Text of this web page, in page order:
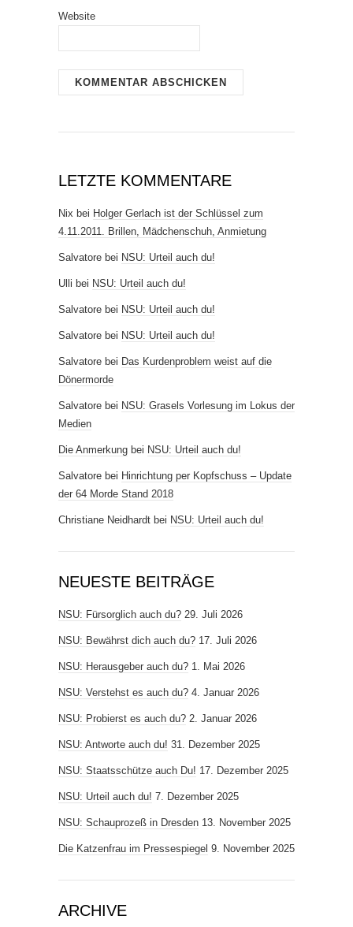
Website
LETZTE KOMMENTARE
Nix bei Holger Gerlach ist der Schlüssel zum
4.11.2011. Brillen, Mädchenschuh, Anmietung
Salvatore bei NSU: Urteil auch du!
Ulli bei NSU: Urteil auch du!
Salvatore bei NSU: Urteil auch du!
Salvatore bei NSU: Urteil auch du!
Salvatore bei Das Kurdenproblem weist auf die
Dönermorde
Salvatore bei NSU: Grasels Vorlesung im Lokus der
Medien
Die Anmerkung bei NSU: Urteil auch du!
Salvatore bei Hinrichtung per Kopfschuss – Update
der 64 Morde Stand 2018
Christiane Neidhardt bei NSU: Urteil auch du!
NEUESTE BEITRÄGE
NSU: Fürsorglich auch du? 29. Juli 2026
NSU: Bewährst dich auch du? 17. Juli 2026
NSU: Herausgeber auch du? 1. Mai 2026
NSU: Verstehst es auch du? 4. Januar 2026
NSU: Probierst es auch du? 2. Januar 2026
NSU: Antworte auch du! 31. Dezember 2025
NSU: Staatsschütze auch Du! 17. Dezember 2025
NSU: Urteil auch du! 7. Dezember 2025
NSU: Schauprozeß in Dresden 13. November 2025
Die Katzenfrau im Pressespiegel 9. November 2025
ARCHIVE